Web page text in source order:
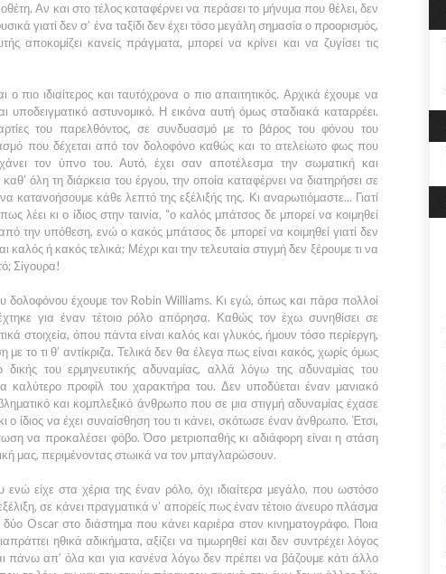
Αν και στο τέλος καταφέρνει να περάσει το μήνυμα που θέλει, δεν
γιατί δεν σ’ ένα ταξίδι δεν έχει τόσο μεγάλη σημασία ο προορισμός,
αποκομίζει κανείς πράγματα, μπορεί να κρίνει και να ζυγίσει τις
ο πιο ιδιαίτερος και ταυτόχρονα ο πιο απαιτητικός. Αρχικά έχουμε να
υποδειγματικό αστυνομικό. Η εικόνα αυτή όμως σταδιακά καταρρέει.
του παρελθόντος, σε συνδυασμό με το βάρος του φόνου του
που δέχεται από τον δολοφόνο καθώς και το ατελείωτο φως που
τον ύπνο του. Αυτό, έχει σαν αποτέλεσμα την σωματική και
όλη τη διάρκεια του έργου, την οποία καταφέρνει να διατηρήσει σε
κατανοήσουμε κάθε λεπτό της εξέλιξής της. Κι αναρωτιόμαστε... Γιατί
λέει κι ο ίδιος στην ταινία, “ο καλός μπάτσος δε μπορεί να κοιμηθεί
από την υπόθεση, ενώ ο κακός μπάτσος δε μπορεί να κοιμηθεί γιατί δεν
καλός ή κακός τελικά; Μέχρι και την τελευταία στιγμή δεν ξέρουμε τι να
Σίγουρα!
δολοφόνου έχουμε τον Robin Williams. Κι εγώ, όπως και πάρα πολλοί
για έναν τέτοιο ρόλο απόρησα. Καθώς τον έχω συνηθίσει σε
στοιχεία, όπου πάντα είναι καλός και γλυκός, ήμουν τόσο περίεργη,
με το τι θ’ αντίκριζα. Τελικά δεν θα έλεγα πως είναι κακός, χωρίς όμως
του ερμηνευτικής αδυναμίας, αλλά λόγω της αδυναμίας του
καλύτερο προφίλ του χαρακτήρα του. Δεν υποδύεται έναν μανιακό
και κομπλεξικό άνθρωπο που σε μια στιγμή αδυναμίας έχασε
ο ίδιος να έχει συναίσθηση του τι κάνει, σκότωσε έναν άνθρωπο. Έτσι,
να προκαλέσει φόβο. Όσο μετριοπαθής κι αδιάφορη είναι η στάση
μας, περιμένοντας στωικά να τον μπαγλαρώσουν.
ενώ είχε στα χέρια της έναν ρόλο, όχι ιδιαίτερα μεγάλο, που ωστόσο
σε κάνει πραγματικά ν’ απορείς πως έναν τέτοιο άνευρο πλάσμα
δύο Oscarστο διάστημα που κάνει καριέρα στον κινηματογράφο. Ποια
ηθικά αδικήματα, αξίζει να τιμωρηθεί και δεν συντρέχει λόγος
πάνω απ’ όλα και για κανένα λόγω δεν πρέπει να βάζουμε κάτι άλλο